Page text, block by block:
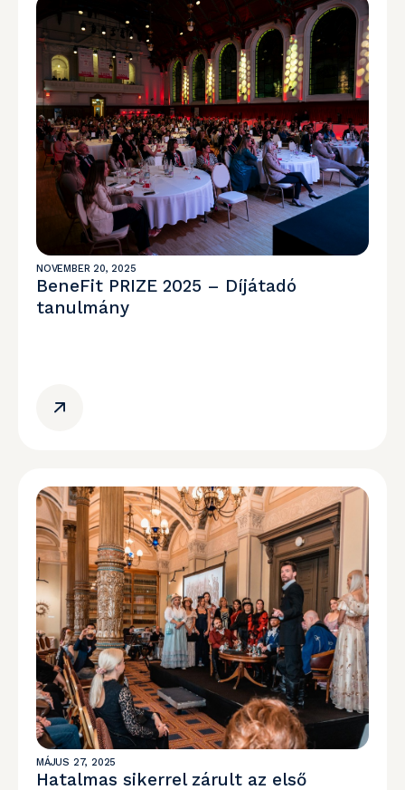
NOVEMBER 20, 2025
BeneFit PRIZE 2025 – Díjátadó
tanulmány
MÁJUS 27, 2025
Hatalmas sikerrel zárult az első